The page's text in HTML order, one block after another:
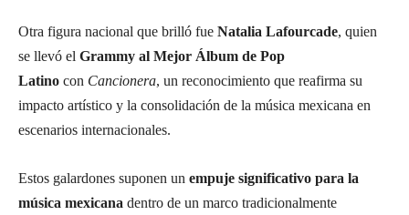
Otra figura nacional que brilló fue Natalia Lafourcade, quien
se llevó el Grammy al Mejor Álbum de Pop
Latino con Cancionera, un reconocimiento que reafirma su
impacto artístico y la consolidación de la música mexicana en
escenarios internacionales.
Estos galardones suponen un empuje significativo para la
música mexicana dentro de un marco tradicionalmente